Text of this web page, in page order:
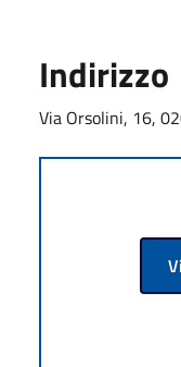
Indirizzo
Via Orsolini, 16,